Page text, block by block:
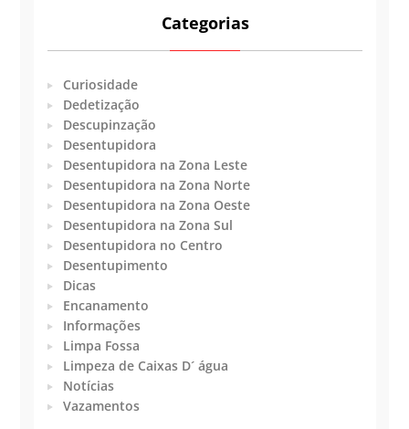
Categorias
Curiosidade
Dedetização
Descupinzação
Desentupidora
Desentupidora na Zona Leste
Desentupidora na Zona Norte
Desentupidora na Zona Oeste
Desentupidora na Zona Sul
Desentupidora no Centro
Desentupimento
Dicas
Encanamento
Informações
Limpa Fossa
Limpeza de Caixas D´ água
Notícias
Vazamentos